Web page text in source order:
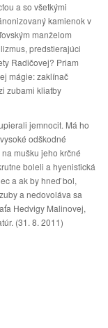
a so všetkými
kamienok v
manželom
predstierajúci
Radičovej? Priam
mágie: zaklínač
zubami kliatby
jemnocit. Má ho
odškodné
mušku jeho krčné
boleli a hyenistická
a ak by hneď bol,
a nedovoláva sa
Hedvigy Malinovej,
(31. 8. 2011)